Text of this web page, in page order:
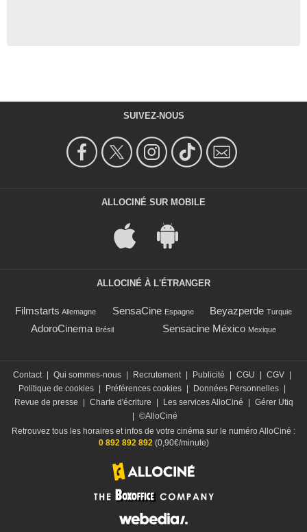
SUIVEZ-NOUS
ALLOCINÉ SUR MOBILE
ALLOCINÉ À L'ÉTRANGER
Filmstarts Allemagne SensaCine Espagne Beyazperde Turquie
AdoroCinema Brésil Sensacine México Mexique
Contact | Qui sommes-nous | Recrutement | Publicité | CGU | CGV |
Politique de cookies | Préférences cookies | Données Personnelles |
Revue de presse
| Charte d'écriture | Les services AlloCiné | Gérer Utiq
| ©AlloCiné
Retrouvez tous les horaires et infos de votre cinéma sur le numéro AlloCiné :
0 892 892 892 (0,90€/minute)